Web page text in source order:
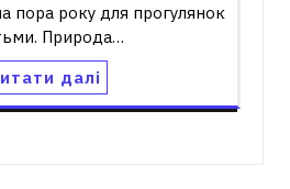
пора року для прогулянок
Природа…
далі